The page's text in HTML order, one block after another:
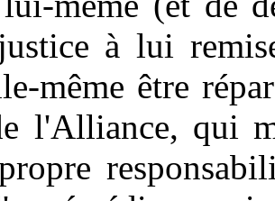
à lui
même être
l'Alliance, qui